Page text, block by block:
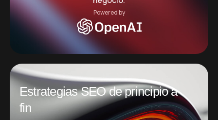
Powered by
Estrategias SEO de principio a
fin